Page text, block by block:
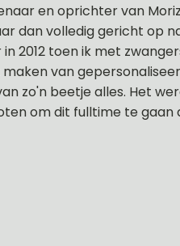
en oprichter van
dan volledig gericht op
2012 toen ik met
van
zo'n beetje alles. Het
om dit fulltime te gaan